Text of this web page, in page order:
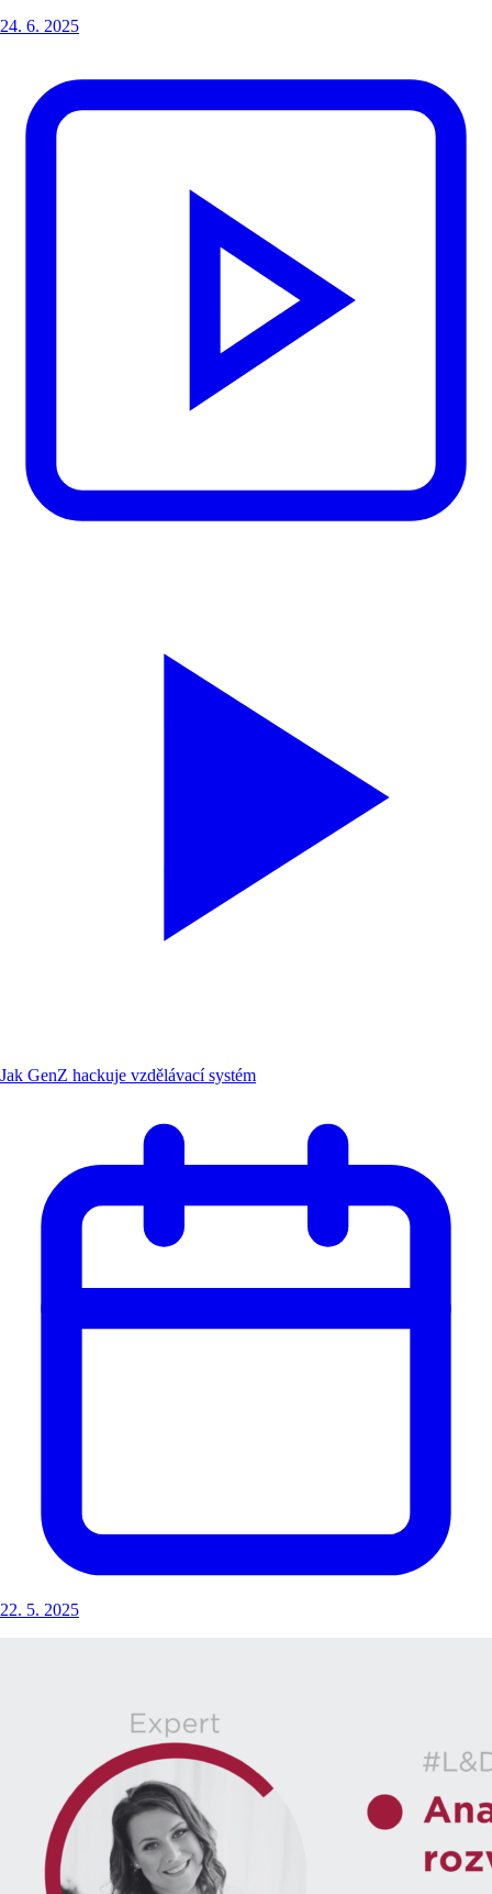
24. 6. 2025
Jak GenZ hackuje vzdělávací systém
22. 5. 2025